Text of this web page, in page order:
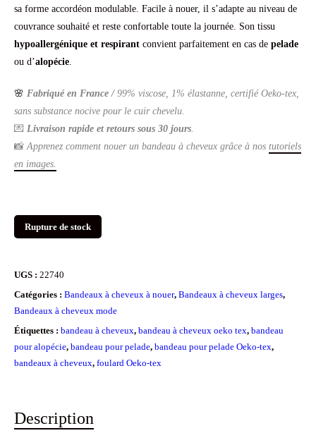
sa forme accordéon modulable. Facile à nouer, il s’adapte au niveau de
couvrance souhaité et reste confortable toute la journée. Son tissu
hypoallergénique et respirant convient parfaitement en cas de pelade
ou d’alopécie
🌸 Fabriqué en France / 99% viscose, 1% élastanne, certifié Oeko-tex,
sans substance nocive pour le cuir chevelu.
💌 Livraison rapide et retours sous 30 jours
📸 Apprenez comment nouer un bandeau à cheveux grâce à nos tutoriels
en images.
Rupture de stock
UGS : 22740
Catégories : Bandeaux à cheveux à nouer, Bandeaux à cheveux larges,
Bandeaux à cheveux mode
Étiquettes : bandeau à cheveux, bandeau à cheveux oeko tex, bandeau
pour alopécie, bandeau pour pelade, bandeau pour pelade Oeko-tex,
bandeaux à cheveux, foulard Oeko-tex
Description